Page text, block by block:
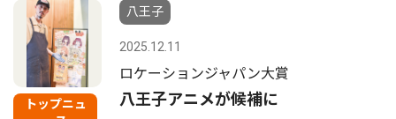
トップニュ
八王子
2025.12.11
ロケーションジャパン大賞
八王子アニメが候補に